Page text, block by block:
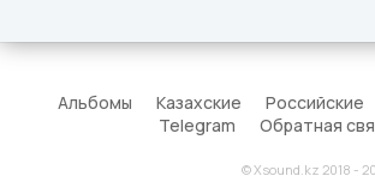
Альбомы Казахские Российские
Telegram
Обратная
© Xsound.kz 2018 -